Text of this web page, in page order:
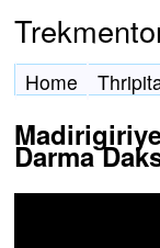
Home
Darma